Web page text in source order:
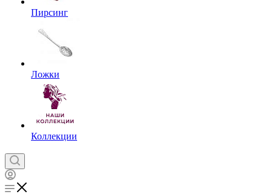
Пирсинг
Ложки
Коллекции